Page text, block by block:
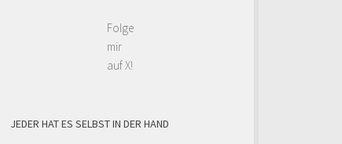
Folge
mir
auf X!
JEDER HAT ES SELBST IN DER HAND